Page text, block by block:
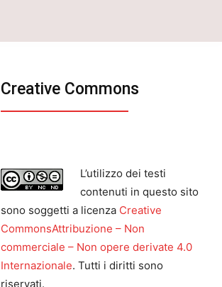
Creative Commons
L’utilizzo dei testi
contenuti in questo sito
sono soggetti a licenza Creative
CommonsAttribuzione – Non
commerciale – Non opere derivate 4.0
Internazionale. Tutti i diritti sono
riservati.